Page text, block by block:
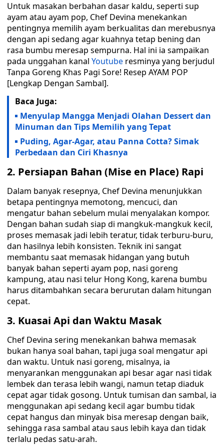
Untuk masakan berbahan dasar kaldu, seperti sup
ayam atau ayam pop, Chef Devina menekankan
pentingnya memilih ayam berkualitas dan merebusnya
dengan api sedang agar kuahnya tetap bening dan
rasa bumbu meresap sempurna. Hal ini ia sampaikan
pada unggahan kanal Youtube resminya yang berjudul
Tanpa Goreng Khas Pagi Sore! Resep AYAM POP
[Lengkap Dengan Sambal].
Baca Juga:
Menyulap Mangga Menjadi Olahan Dessert dan
Minuman dan Tips Memilih yang Tepat
Puding, Agar-Agar, atau Panna Cotta? Simak
Perbedaan dan Ciri Khasnya
2. Persiapan Bahan (Mise en Place) Rapi
Dalam banyak resepnya, Chef Devina menunjukkan
betapa pentingnya memotong, mencuci, dan
mengatur bahan sebelum mulai menyalakan kompor.
Dengan bahan sudah siap di mangkuk-mangkuk kecil,
proses memasak jadi lebih teratur, tidak terburu-buru,
dan hasilnya lebih konsisten. Teknik ini sangat
membantu saat memasak hidangan yang butuh
banyak bahan seperti ayam pop, nasi goreng
kampung, atau nasi telur Hong Kong, karena bumbu
harus ditambahkan secara berurutan dalam hitungan
cepat.
3. Kuasai Api dan Waktu Masak
Chef Devina sering menekankan bahwa memasak
bukan hanya soal bahan, tapi juga soal mengatur api
dan waktu. Untuk nasi goreng, misalnya, ia
menyarankan menggunakan api besar agar nasi tidak
lembek dan terasa lebih wangi, namun tetap diaduk
cepat agar tidak gosong. Untuk tumisan dan sambal, ia
menggunakan api sedang kecil agar bumbu tidak
cepat hangus dan minyak bisa meresap dengan baik,
sehingga rasa sambal atau saus lebih kaya dan tidak
terlalu pedas satu-arah.